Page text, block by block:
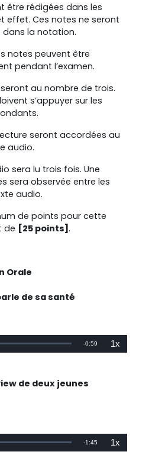
être rédigées dans les
effet. Ces notes ne seront
la notation.
notes peuvent être
pendant l’examen.
au nombre de trois.
s’appuyer sur les
seront accordées au
audio.
sera lu trois fois. Une
sera observée entre les
audio.
de points pour cette
de [25 points].
Orale
de sa santé
:
Remaining
-0:59 1xPlayback
Rate
de deux jeunes
:
Remaining
-1:45 1xPlayback
Rate